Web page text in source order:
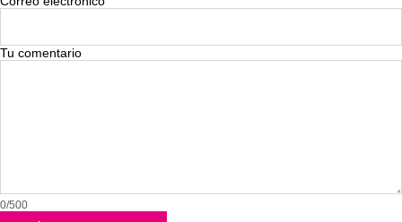
Tu comentario
0/500